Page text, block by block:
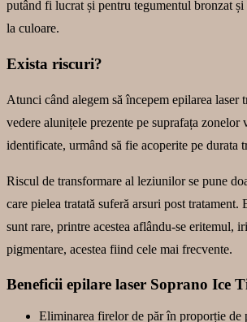
putând fi lucrat și pentru tegumentul bronzat
la culoare.
Exista riscuri?
Atunci când alegem să începem epilarea laser
vedere alunițele prezente pe suprafața zonelor
identificate, urmând să fie acoperite pe durata
Riscul de transformare al leziunilor se pune
care pielea tratată suferă arsuri post tratament.
sunt rare, printre acestea aflându-se eritemul,
pigmentare, acestea fiind cele mai frecvente.
Beneficii epilare laser Soprano Ice
Eliminarea firelor de păr în proporție de